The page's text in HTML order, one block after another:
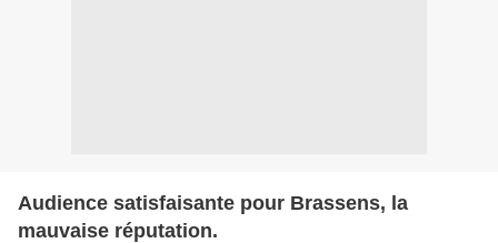
Audience satisfaisante pour Brassens, la
mauvaise réputation.